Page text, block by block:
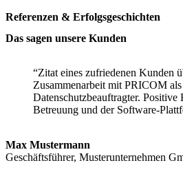
Referenzen & Erfolgsgeschichten
Das sagen unsere Kunden
“Zitat eines zufriedenen Kunden
Zusammenarbeit mit PRICOM
Datenschutzbeauftragter. Positive
Betreuung und der Software-
Max Mustermann
Geschäftsführer, Musterunternehmen